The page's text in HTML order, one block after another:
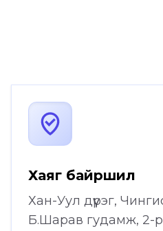
Хаяг байршил
Хан-Уул дүүрэг,
Б.Шарав гудамж, 2-р